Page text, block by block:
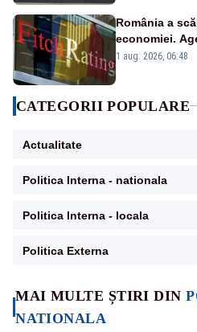
MAI MULTE ȘTIRI DIN
NATIONALA
România a
economiei.
„BBB-” cu
1 aug. 2026, 06:48
CATEGORII POPULARE
Actualitate
Politica Interna - nationala
Politica Interna - locala
Politica Externa